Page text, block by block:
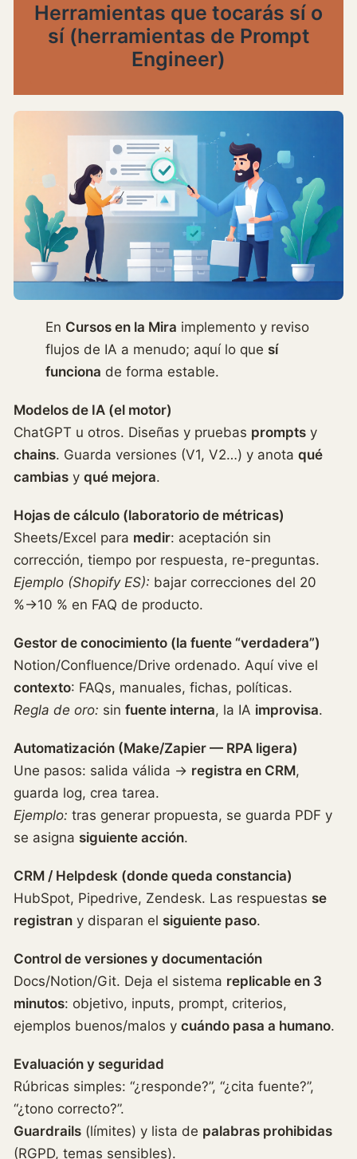
Herramientas que tocarás sí o
sí (herramientas de Prompt
Engineer)
En Cursos en la Mira implemento y reviso
flujos de IA a menudo; aquí lo que sí
funciona de forma estable.
Modelos de IA (el motor)
ChatGPT u otros. Diseñas y pruebas prompts y
chains. Guarda versiones (V1, V2…) y anota qué
cambias y qué mejora.
Hojas de cálculo (laboratorio de métricas)
Sheets/Excel para medir: aceptación sin
corrección, tiempo por respuesta, re-preguntas.
Ejemplo (Shopify ES): bajar correcciones del 20
%→10 % en FAQ de producto.
Gestor de conocimiento (la fuente “verdadera”)
Notion/Confluence/Drive ordenado. Aquí vive el
contexto: FAQs, manuales, fichas, políticas.
Regla de oro: sin fuente interna, la IA improvisa.
Automatización (Make/Zapier — RPA ligera)
Une pasos: salida válida → registra en CRM,
guarda log, crea tarea.
Ejemplo: tras generar propuesta, se guarda PDF y
se asigna siguiente acción.
CRM / Helpdesk (donde queda constancia)
HubSpot, Pipedrive, Zendesk. Las respuestas se
registran y disparan el siguiente paso.
Control de versiones y documentación
Docs/Notion/Git. Deja el sistema replicable en 3
minutos: objetivo, inputs, prompt, criterios,
ejemplos buenos/malos y cuándo pasa a humano.
Evaluación y seguridad
Rúbricas simples: “¿responde?”, “¿cita fuente?”,
“¿tono correcto?”.
Guardrails (límites) y lista de palabras prohibidas
(RGPD, temas sensibles).